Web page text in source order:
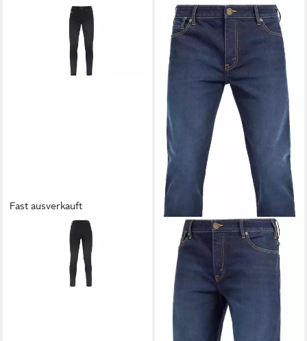
Fast ausverkauft
Motorradhose
Ruby Damen Motorradjeans